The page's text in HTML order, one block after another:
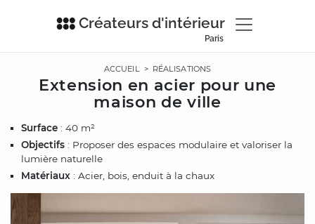
Créateurs d'intérieur
Paris
ACCUEIL> RÉALISATIONS
Extension en acier pour une
maison de ville
Surface : 40 m²
Objectifs : Proposer des espaces modulaire et valoriser la
lumière naturelle
Matériaux : Acier, bois, enduit à la chaux